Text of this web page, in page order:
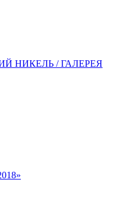
НИКЕЛЬ / ГАЛЕРЕЯ